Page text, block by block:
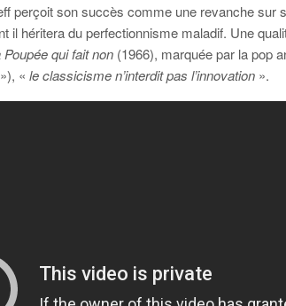
perçoit son succès comme une revanche sur
il héritera du perfectionnisme maladif. Une
Poupée qui fait non (1966), marquée par la pop
»), « le classicisme n’interdit pas l’innovation ».